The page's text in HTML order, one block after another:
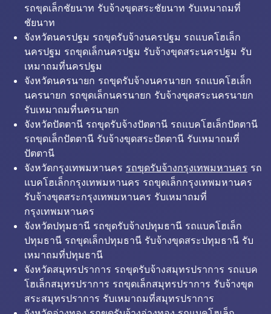
รถขุดเล็กชัยนาท รับจ้างขุดสระชัยนาท รับเหมาถมที่
ชัยนาท
จังหวัดนครปฐม รถขุดรับจ้างนครปฐม รถแบคโฮเล็ก
นครปฐม รถขุดเล็กนครปฐม รับจ้างขุดสระนครปฐม รับ
เหมาถมที่นครปฐม
จังหวัดนครนายก รถขุดรับจ้างนครนายก รถแบคโฮเล็ก
นครนายก รถขุดเล็กนครนายก รับจ้างขุดสระนครนายก
รับเหมาถมที่นครนายก
จังหวัดปัตตานี รถขุดรับจ้างปัตตานี รถแบคโฮเล็กปัตตานี
รถขุดเล็กปัตตานี รับจ้างขุดสระปัตตานี รับเหมาถมที่
ปัตตานี
จังหวัดกรุงเทพมหานคร รถขุดรับจ้างกรุงเทพมหานคร รถ
แบคโฮเล็กกรุงเทพมหานคร รถขุดเล็กกรุงเทพมหานคร
รับจ้างขุดสระกรุงเทพมหานคร รับเหมาถมที่
กรุงเทพมหานคร
จังหวัดปทุมธานี รถขุดรับจ้างปทุมธานี รถแบคโฮเล็ก
ปทุมธานี รถขุดเล็กปทุมธานี รับจ้างขุดสระปทุมธานี รับ
เหมาถมที่ปทุมธานี
จังหวัดสมุทรปราการ รถขุดรับจ้างสมุทรปราการ รถแบค
โฮเล็กสมุทรปราการ รถขุดเล็กสมุทรปราการ รับจ้างขุด
สระสมุทรปราการ รับเหมาถมที่สมุทรปราการ